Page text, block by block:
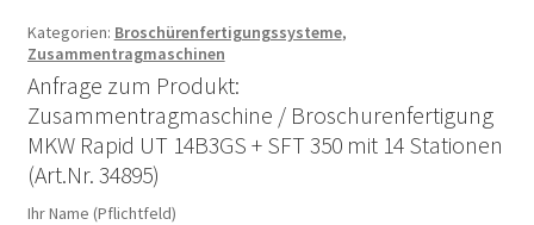
Kategorien: Broschürenfertigungssysteme,
Zusammentragmaschinen
Anfrage zum Produkt:
Zusammentragmaschine / Broschurenfertigung
MKW Rapid UT 14B3GS + SFT 350 mit 14 Stationen
(Art.Nr. 34895)
Ihr Name (Pflichtfeld)